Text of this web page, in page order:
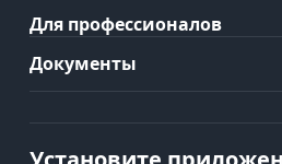
Для профессионалов
Документы